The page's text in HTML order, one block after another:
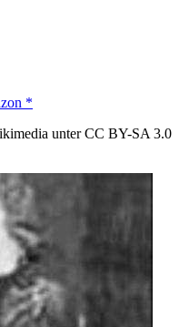
*
unter CC BY-SA 3.0